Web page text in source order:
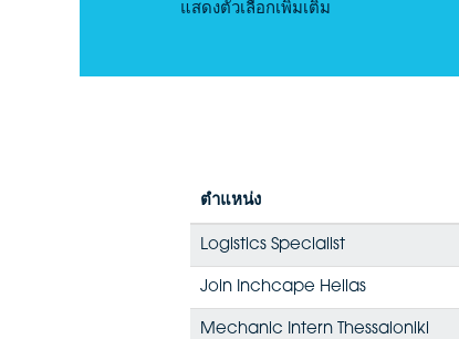
แสดงตัวเลือกเพิ่มเติม
ตำแหน่ง
Logistics Specialist
Join Inchcape Hellas
Mechanic Intern Thessaloniki